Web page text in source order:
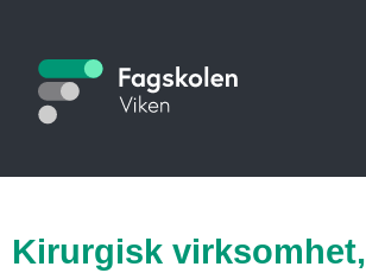
hovedinnhold
S
t
i
Kirurgisk virksomhet,